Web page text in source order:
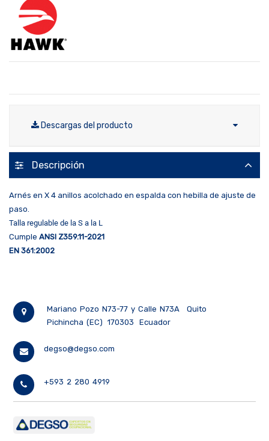
Descargas del producto
Descripción
Arnés en X 4 anillos acolchado en espalda con hebilla de ajuste de
paso.
Talla regulable de la S a la L
Cumple ANSI Z359.11-2021
EN 361:2002
Mariano Pozo N73-77 y Calle N73A
Quito
Pichincha (EC)
170303 Ecuador
degso@degso.com
+593 2 280 4919